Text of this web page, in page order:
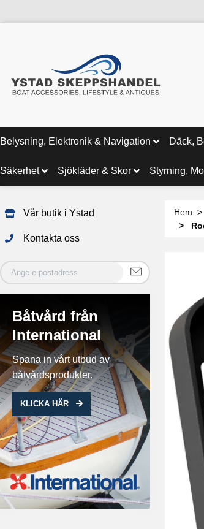
Belysning, Elektronik & Navigation Däck,
Säkerhet Sjökläder & Skor Styrning,
Vår butik i Ystad
Kontakta oss
Båtvård från
International
Spana in vårt utbud av
båtvårdsprodukter.
KLICKA HÄR
Hem